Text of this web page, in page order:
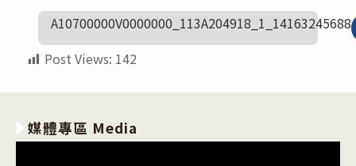
A10700000V0000000_113A204918_1_14163245688
Post Views: 142
媒體專區 Media